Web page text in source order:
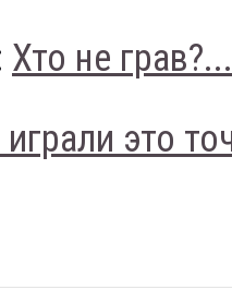
Хто не грав?...
это